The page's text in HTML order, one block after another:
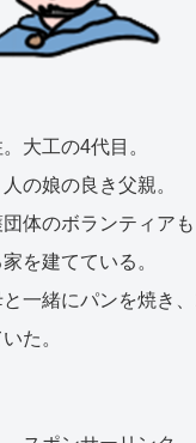
大工の4代目。
の娘の良き父親。
体のボランティア
を建てている。
一緒にパンを焼き
た。